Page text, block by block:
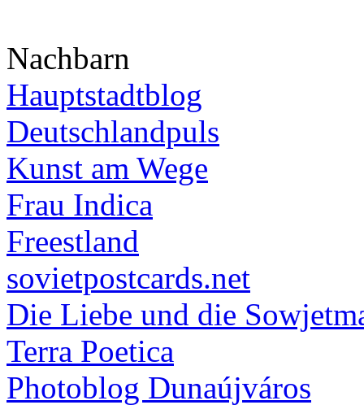
Nachbarn
Hauptstadtblog
Deutschlandpuls
Kunst am Wege
Frau Indica
Freestland
sovietpostcards.net
Die Liebe und die
Terra Poetica
Photoblog Dunaújváros